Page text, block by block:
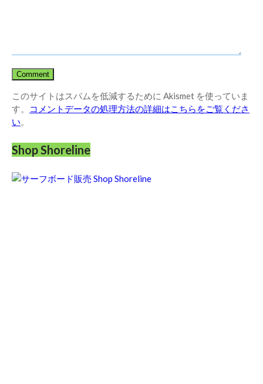
このサイトはスパムを低減するために Akismet を使っていま
す。
コメントデータの処理方法の詳細はこちらをご覧くださ
い。
Shop Shoreline